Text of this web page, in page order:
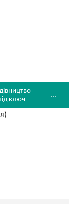
ключ
...